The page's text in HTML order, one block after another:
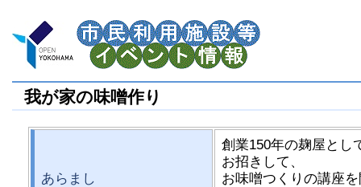
我が家の味噌作り
あらまし
創業150年の麹屋とし
お招きして、
お味噌つくりの講座